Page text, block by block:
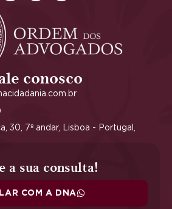
conosco
30, 7º andar, Lisboa - Portugal,
a sua consulta!
COM A DNA